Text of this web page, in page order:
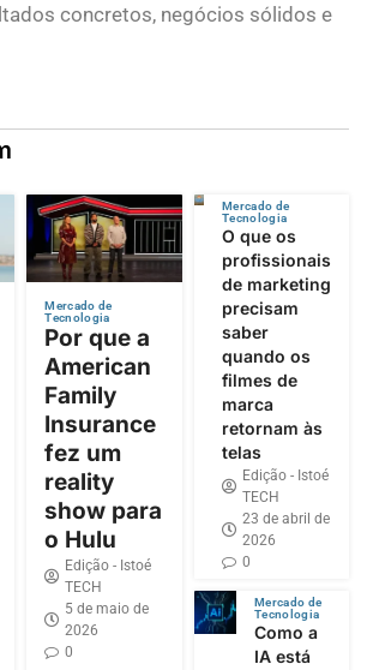
concretos, negócios sólidos e
Mercado de
Tecnologia
Por que a
American
Family
Insurance
fez um
reality
show para
o Hulu
Edição - Istoé
TECH
5 de maio de
2026
0
Mercado de
Tecnologia
O que os
profissionais
de marketing
precisam
saber
quando os
filmes de
marca
retornam às
telas
Edição - Istoé
TECH
23 de abril de
2026
0
Mercado de
Tecnologia
Como a
IA está